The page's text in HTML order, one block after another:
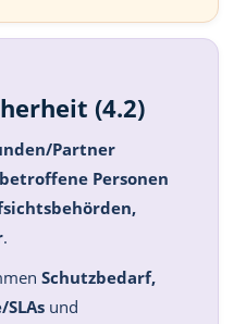
(4.2)
Partner
Personen
.
Schutzbedarf,
und